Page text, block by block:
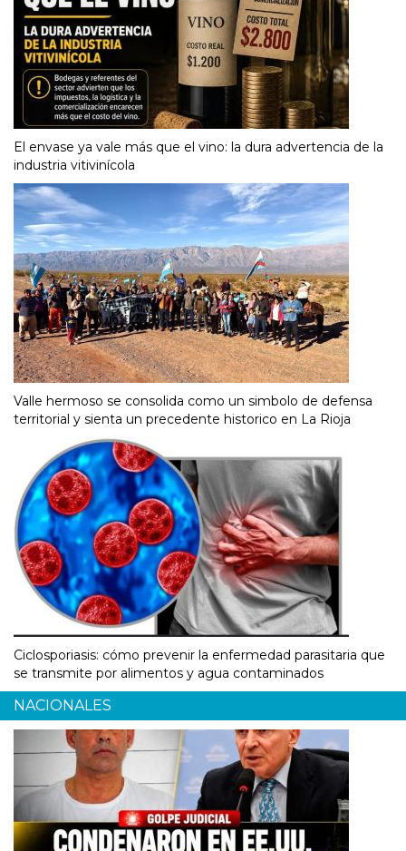
El envase ya vale más que el vino: la dura advertencia de la
industria vitivinícola
Valle hermoso se consolida como un simbolo de defensa
territorial y sienta un precedente historico en La Rioja
Ciclosporiasis: cómo prevenir la enfermedad parasitaria que
se transmite por alimentos y agua contaminados
NACIONALES